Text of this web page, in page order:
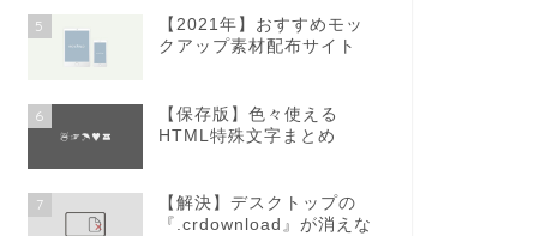
5
【2021年】おすすめモッ
クアップ素材配布サイト
6
【保存版】色々使える
HTML特殊文字まとめ
7
【解決】デスクトップの
『.crdownload』が消えな